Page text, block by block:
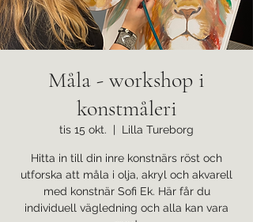
Måla - workshop i
konstmåleri
tis 15 okt.
  |
Lilla Tureborg
Hitta in till din inre konstnärs röst och
utforska att måla i olja, akryl och akvarell
med konstnär Sofi Ek. Här får du
individuell vägledning och alla kan vara